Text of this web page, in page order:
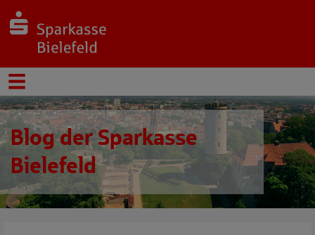
Blog der Sparkasse
Bielefeld